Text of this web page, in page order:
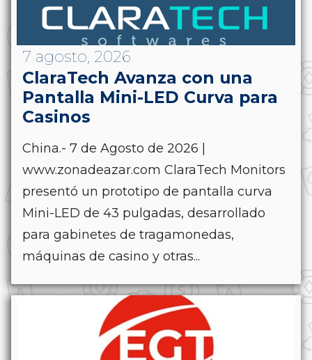
7 agosto, 2026
ClaraTech Avanza con una
Pantalla Mini-LED Curva para
Casinos
China.- 7 de Agosto de 2026 |
www.zonadeazar.com ClaraTech Monitors
presentó un prototipo de pantalla curva
Mini-LED de 43 pulgadas, desarrollado
para gabinetes de tragamonedas,
máquinas de casino y otras...